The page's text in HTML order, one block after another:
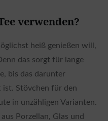
verwenden?
heiß genießen will,
das sorgt für lange
bis das darunter
ist. Stövchen für den
in unzähligen Varianten.
Porzellan, Glas und